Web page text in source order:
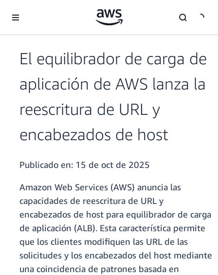
El equilibrador de carga de
aplicación de AWS lanza la
reescritura de URL y
encabezados de host
Publicado en: 15 de oct de 2025
Amazon Web Services (AWS) anuncia las
capacidades de reescritura de URL y
encabezados de host para equilibrador de carga
de aplicación (ALB). Esta característica permite
que los clientes modifiquen las URL de las
solicitudes y los encabezados del host mediante
una coincidencia de patrones basada en